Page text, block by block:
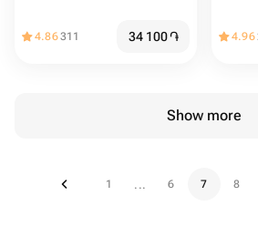
4.86311 34 100֏ 4.96
Show more
1 ... 6 7 8